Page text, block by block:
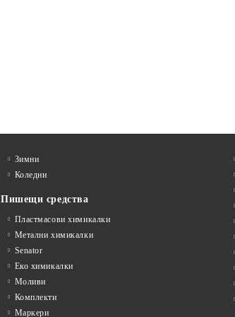
Зимни
Коледни
Пишещи средства
Пластмасови химикалки
Метални химикалки
Senator
Еко химикалки
Моливи
Комплекти
Маркери